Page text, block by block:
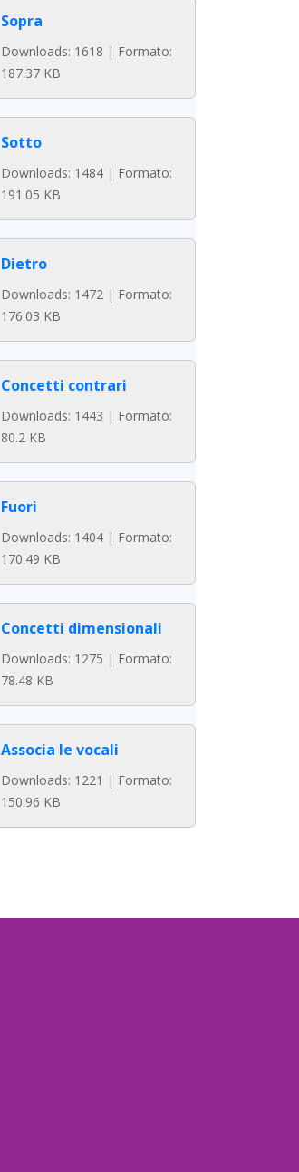
Sopra
Downloads: 1618 | Formato:
187.37 KB
Sotto
Downloads: 1484 | Formato:
191.05 KB
Dietro
Downloads: 1472 | Formato:
176.03 KB
Concetti contrari
Downloads: 1443 | Formato:
80.2 KB
Fuori
Downloads: 1404 | Formato:
170.49 KB
Concetti dimensionali
Downloads: 1275 | Formato:
78.48 KB
Associa le vocali
Downloads: 1221 | Formato:
150.96 KB